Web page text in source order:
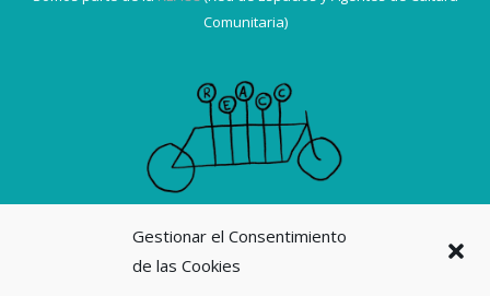
Gestionar el Consentimiento
de las Cookies
Comunitaria)
Suscribirme a la revista La Ortiga